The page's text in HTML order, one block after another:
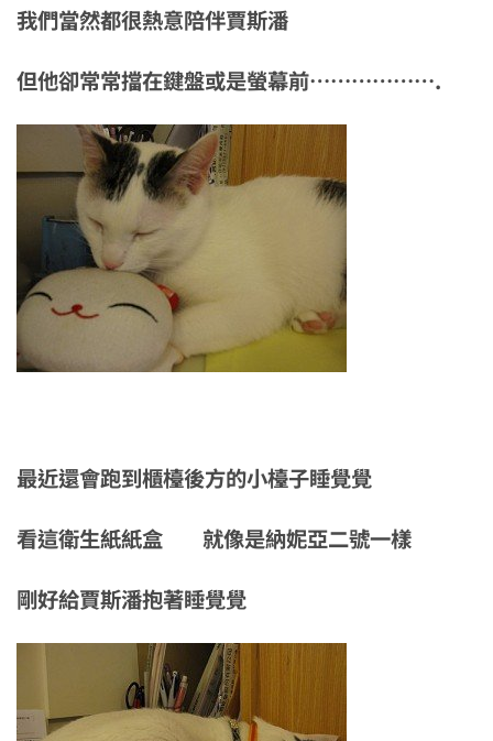
我們當然都很熱意陪伴賈斯潘
但他卻常常擋在鍵盤或是螢幕前……………….
最近還會跑到櫃檯後方的小檯子睡覺覺
看這衛生紙紙盒 就像是納妮亞二號一樣
剛好給賈斯潘抱著睡覺覺